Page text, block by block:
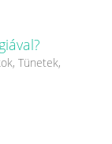
Tünetek,